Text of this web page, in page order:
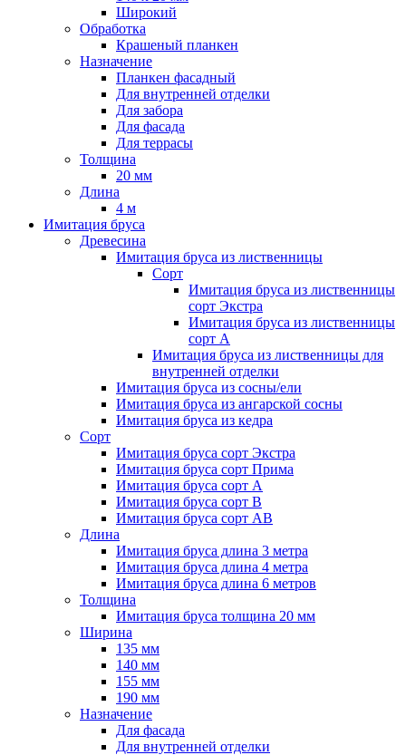
Широкий
Обработка
Крашеный планкен
Назначение
Планкен фасадный
Для внутренней отделки
Для забора
Для фасада
Для террасы
Толщина
20 мм
Длина
4 м
Имитация бруса
Древесина
Имитация бруса из лиственницы
Сорт
Имитация бруса из лиственницы
сорт Экстра
Имитация бруса из лиственницы
сорт A
Имитация бруса из лиственницы для
внутренней отделки
Имитация бруса из сосны/ели
Имитация бруса из ангарской сосны
Имитация бруса из кедра
Сорт
Имитация бруса сорт Экстра
Имитация бруса сорт Прима
Имитация бруса сорт A
Имитация бруса сорт B
Имитация бруса сорт АВ
Длина
Имитация бруса длина 3 метра
Имитация бруса длина 4 метра
Имитация бруса длина 6 метров
Толщина
Имитация бруса толщина 20 мм
Ширина
135 мм
140 мм
155 мм
190 мм
Назначение
Для фасада
Для внутренней отделки